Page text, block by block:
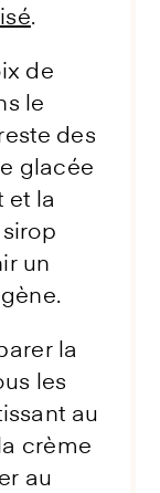
.
de
le
des
glacée
et la
un
la
les
au
crème
au